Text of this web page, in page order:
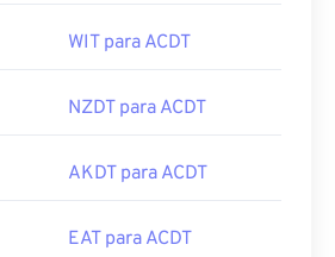
WIT para ACDT
NZDT para ACDT
AKDT para ACDT
EAT para ACDT